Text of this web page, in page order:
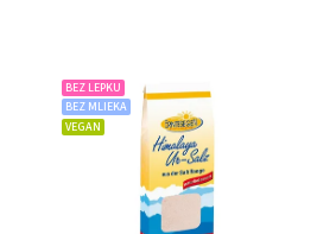
BEZ LEPKU
BEZ MLIEKA
VEGAN